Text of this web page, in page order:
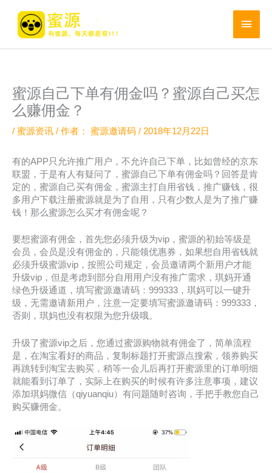
主
菜
蜜源自己下单有佣金吗？蜜源自己买怎
么赚佣金？
/ 蜜源资讯 / 作者： 蜜源邀请码 / 2018年12月22日
有的APP只允许推广用户，不允许自己下单，比如曾经的京东
联盟，于是有人有疑问了，蜜源自己下单有佣金吗？回答是肯
定的，蜜源自己买有佣金，蜜源主打自用省钱，推广赚钱，很
多用户下载注册蜜源就是为了自用，只有少数人是为了推广赚
钱！那么蜜源怎么买才有佣金呢？
要想蜜源有佣金，首先您必须升级为vip，蜜源的初始等级是
会员，会员是没有佣金的，只能领优惠券，如果想自用省钱就
必须升级蜜源vip，按照公司规定，会员邀请两个新用户才能
升级vip，但是考虑到部分自用用户没有推广需求，琪妈开通
绿色升级通道，填写蜜源邀请码：999333，琪妈可以一键升
级，无需邀请新用户，注意一定要填写蜜源邀请码：999333，
否则，琪妈也没有权限为您升级哦。
升级了蜜源vip之后，您通过蜜源购物就有佣金了，简单流程
是，在淘宝看好的商品，复制标题打开蜜源点搜索，领券购买
再跳转到淘宝去购买，稍等一会儿后再打开蜜源里的订单明细
就能看到订单了，实际上在购买的时候有许多注意事项，建议
添加琪妈微信（qiyuanqiu）有问题随时咨询，手把手教您自己
购买赚佣金。